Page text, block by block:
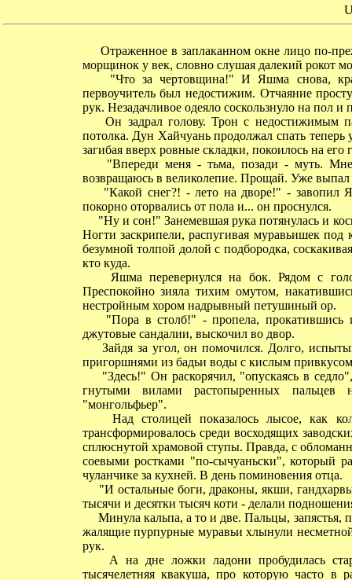
Отраженное в заплаканном окне лицо по-
морщинок у век, словно слушая далекий рокот
"Что за чертовщина!" И Яшма снова,
первоучитель был недостижим. Отчаяние
рук. Незадачливое одеяло соскользнуло на пол
Он задрал голову. Трон с недостижимым
потолка. Дун Хайчуань продолжал спать
загибая вверх ровные складки, покоилось на его
"Впереди меня - тьма, позади - муть. Мне
возвращаюсь в великолепие. Прощай. Уже выпал
"Какой снег?! - лето на дворе!" - завопил
покорно оторвались от пола и... он проснулся.
"Ну и сон!" Занемевшая рука потянулась и
Ногти заскрипели, распугивая муравьишек под
безумной толпой долой с подбородка,
кто куда.
Яшма перевернулся на бок. Рядом с
Преспокойно зияла тихим омутом,
нестройным хором надрывный петушиный ор.
"Пора в столб!" - пропела, прокатившись
джутовые сандалии, выскочил во двор.
Зайдя за угол, он помочился. Долго,
пригоршнями из бадьи воды с кислым
"Здесь!" Он раскорячил, "опускаясь в
гнутыми вилами растопыренных
"монгольфьер".
Над столицей показалось лысое, как
трансформировалось среди восходящих
сплюснутой храмовой ступы. Правда, с
соевыми ростками "по-сычуаньски", который
чуланчике за кухней. В день поминовения отца.
"И остальные боги, драконы, якши,
тысячи и десятки тысяч коти - делали
Минула кальпа, а то и две. Пальцы, запястья,
жалящие пурпурные муравьи хлынули
рук.
А на дне ложки ладони пробудилась
тысячелетняя квакуша, про которую часто в